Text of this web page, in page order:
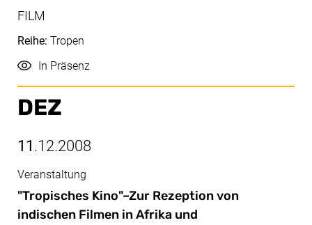
FILM
Reihe: Tropen
Durchführung
In Präsenz
DEZ
11 .12.2008
Dez, 11.12.2008
"Tropisches Kino"–Zur Rezeption von
indischen Filmen in Afrika und
Veranstaltung